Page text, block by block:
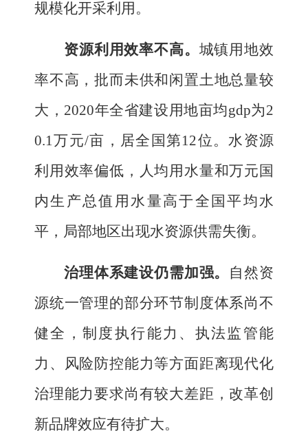
规模化开采利用。
资源利用效率不高。 城镇用地效
率不高，批而未供和闲置土地总量较
大， 2020年全省建设用地亩均gdp为2
0.1万元/亩，居全国第12位。水资源
利用效率偏低，人均用水量和万元国
内生产总值用水量高于全国平均水
平， 局部地区出现水资源供需失衡。
治理体系建设仍需加强。
自然资
源统一管理的部分环节制度体系尚不
健全，制度执行能力、执法监管能
力、风险防控能力等方面距离现代化
治理能力要求尚有较大差距，改革创
新品牌效应有待扩大。